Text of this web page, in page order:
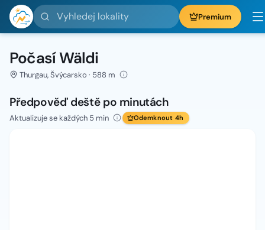
Vyhledej lokality Premium
Počasí Wäldi
Thurgau, Švýcarsko · 588 m
Předpověď deště po minutách
Aktualizuje se každých 5 min Odemknout 4h